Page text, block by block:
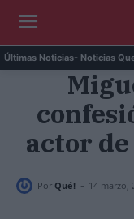
Últimas Noticias- Noticias
eliminó 140.000
actor de
Por Qué! - 14 marzo,